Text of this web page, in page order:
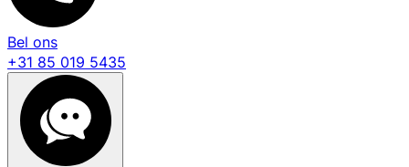
Bel ons
+31 85 019 5435